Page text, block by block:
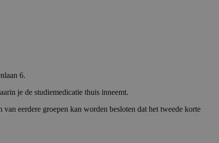
6.
je de studiemedicatie thuis inneemt.
eerdere groepen kan worden besloten dat het tweede korte